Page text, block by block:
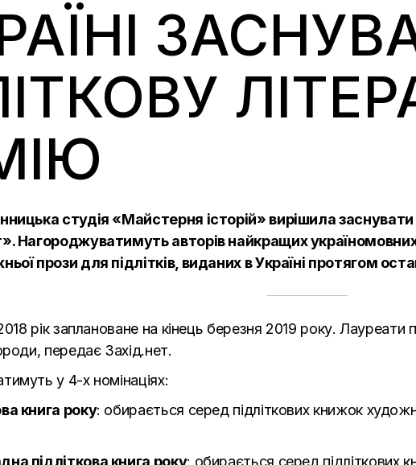
студія «Майстерня історій» вирішила
Нагороджуватимуть авторів найкращих
прози для підлітків, виданих в Україні протягом
рік заплановане на кінець березня 2019 року. Лауреати
передає Захід.нет.
у 4-х номінаціях:
книга року: обирається серед підліткових книжок
підліткова книга року: обирається серед підліткових